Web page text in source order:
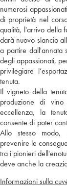
numerosi
di proprietà nel
qualità, l'arrivo della
darà nuovo slancio
a partire dall'annata
degli appassionati,
privilegiare
tenuta.
Il vigneto della
produzione di
eccellenza, la
consente di poter
Allo stesso modo,
prevenire le
tra i pionieri
deve anche la
Informazioni sulla